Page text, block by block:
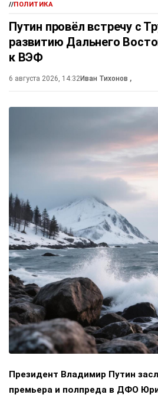
//ПОЛИТИКА
Путин провёл встречу с
развитию Дальнего
к ВЭФ
6 августа 2026, 14:32Иван Тихонов ,
Президент Владимир Путин
премьера и полпреда в ДФО